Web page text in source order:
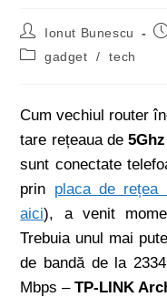
Ionut Bunescu
gadget
/ tech
Cum vechiul router
tare rețeaua de 5Ghz
sunt conectate
prin placa de rețea
aici), a venit
Trebuia unul mai
de bandă de la
Mbps –TP-LINK